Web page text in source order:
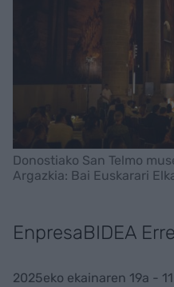
Donostiako San Telmo
Argazkia: Bai Euskarari
EnpresaBIDEA
2025eko ekainaren 19a -